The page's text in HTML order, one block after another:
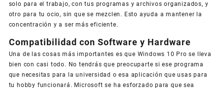
solo para el trabajo, con tus programas y archivos organizados, y
otro para tu ocio, sin que se mezclen. Esto ayuda a mantener la
concentración y a ser más eficiente.
Compatibilidad con Software y Hardware
Una de las cosas más importantes es que Windows 10 Pro se lleva
bien con casi todo. No tendrás que preocuparte si ese programa
que necesitas para la universidad o esa aplicación que usas para
tu hobby funcionará. Microsoft se ha esforzado para que sea